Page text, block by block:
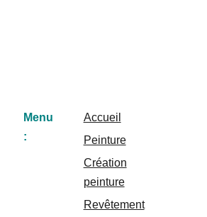
Menu
:
Accueil
Peinture
Création
peinture
Revêtement